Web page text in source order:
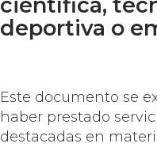
deportiva o
Este documento se
haber prestado
destacadas en